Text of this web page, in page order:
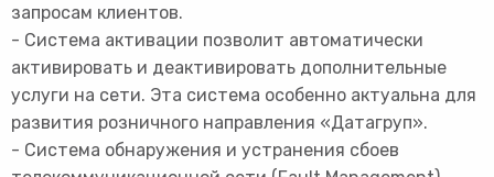
запросам клиентов.
- Система активации позволит автоматически
активировать и деактивировать дополнительные
услуги на сети. Эта система особенно актуальна для
развития розничного направления «Датагруп».
- Система обнаружения и устранения сбоев